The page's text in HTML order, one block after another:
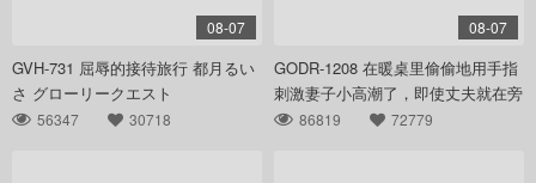
08-07
GVH-731 屈辱的接待旅行 都月るい
さ グローリークエスト
56347 30718
08-07
GODR-1208 在暖桌里偷偷地用手指
刺激妻子小高潮了，即使丈夫就在旁
边也无法拒绝插入的人妻。 VIP
86819 72779